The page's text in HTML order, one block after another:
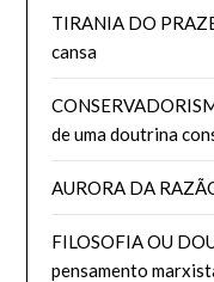
TIRANIA DO
cansa
de uma doutrina
AURORA DA
FILOSOFIA OU
pensamento